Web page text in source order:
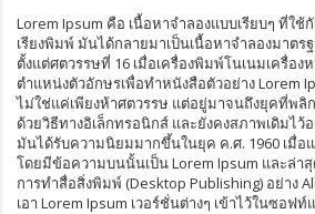
Lorem Ipsum คือ เนื้อหาจำลองแบบเรียบๆ ที่ใ
เรียงพิมพ์ มันได้กลายมาเป็นเนื้อหาจำลองมาตร
ตั้งแต่ศตวรรษที่ 16 เมื่อเครื่องพิมพ์โนเนมเครื่อ
ตำแหน่งตัวอักษรเพื่อทำหนังสือตัวอย่าง Lorem
ไม่ใช่แค่เพียงห้าศตวรรษ แต่อยู่มาจนถึงยุคที่พลิ
ด้วยวิธีทางอิเล็กทรอนิกส์ และยังคงสภาพเดิมไว้
มันได้รับความนิยมมากขึ้นในยุค ค.ศ. 1960 เมื่อ
โดยมีข้อความบนนั้นเป็น Lorem Ipsum และล่า
การทำสื่อสิ่งพิมพ์ (Desktop Publishing) อย่าง
เอา Lorem Ipsum เวอร์ชั่นต่างๆ เข้าไว้ในซอฟท์